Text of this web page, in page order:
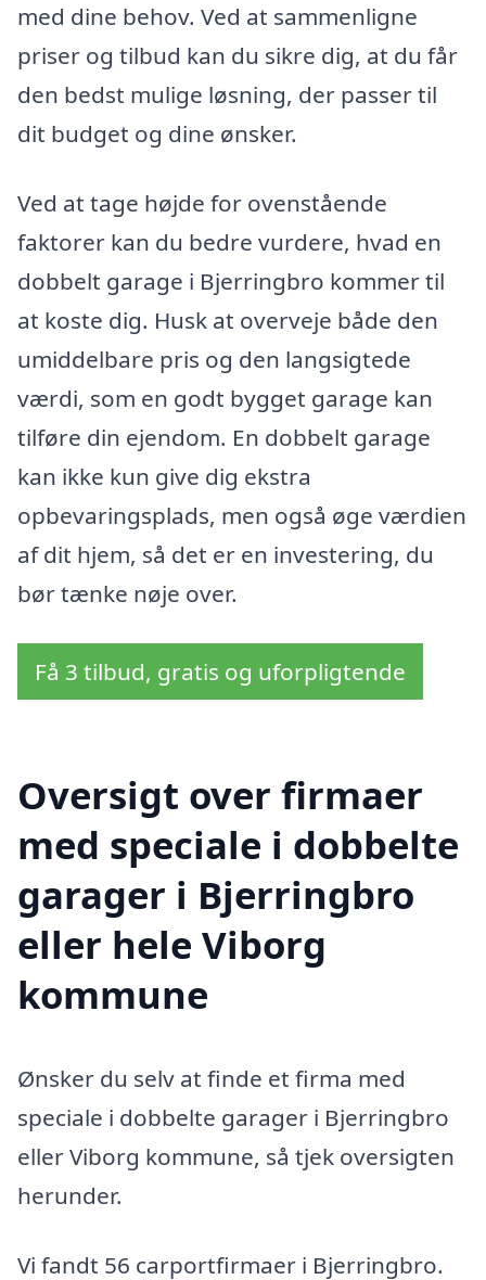
med dine behov. Ved at sammenligne
priser og tilbud kan du sikre dig, at du får
den bedst mulige løsning, der passer til
dit budget og dine ønsker.
Ved at tage højde for ovenstående
faktorer kan du bedre vurdere, hvad en
dobbelt garage i Bjerringbro kommer til
at koste dig. Husk at overveje både den
umiddelbare pris og den langsigtede
værdi, som en godt bygget garage kan
tilføre din ejendom. En dobbelt garage
kan ikke kun give dig ekstra
opbevaringsplads, men også øge værdien
af dit hjem, så det er en investering, du
bør tænke nøje over.
Få 3 tilbud, gratis og uforpligtende
Oversigt over firmaer
med speciale i dobbelte
garager i Bjerringbro
eller hele Viborg
kommune
Ønsker du selv at finde et firma med
speciale i dobbelte garager i Bjerringbro
eller Viborg kommune, så tjek oversigten
herunder.
Vi fandt 56 carportfirmaer i Bjerringbro.